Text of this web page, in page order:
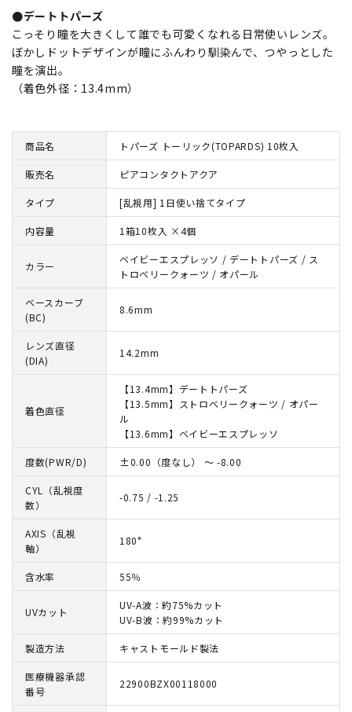
●デートトパーズ
こっそり瞳を大きくして誰でも可愛くなれる日常使いレンズ。
ぼかしドットデザインが瞳にふんわり馴染んで、つやっとした
瞳を演出。
（着色外径：13.4mm）
商品名 トパーズ トーリック(TOPARDS) 10枚入
販売名 ピアコンタクトアクア
タイプ [乱視用] 1日使い捨てタイプ
内容量 1箱10枚入 ×4個
カラー
ベイビーエスプレッソ / デートトパーズ / ス
トロベリークォーツ / オパール
ベースカーブ
(BC)
8.6mm
レンズ直径
(DIA)
14.2mm
着色直径
【13.4mm】デートトパーズ
【13.5mm】ストロベリークォーツ / オパー
ル
【13.6mm】ベイビーエスプレッソ
度数(PWR/D) ±0.00（度なし） ～ -8.00
CYL（乱視度
数）
-0.75 / -1.25
AXIS（乱視
軸）
180°
含水率 55％
UVカット
UV-A波：約75%カット
UV-B波：約99%カット
製造方法 キャストモールド製法
医療機器承認
番号
22900BZX00118000